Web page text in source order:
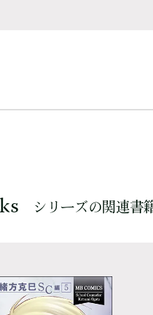
シリーズの関連書